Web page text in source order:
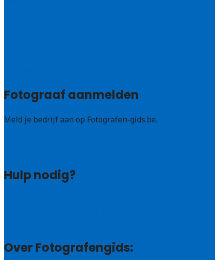
Fotograaf aanmelden
Meld je bedrijf aan op Fotografen-gids.be.
Hulp nodig?
Over Fotografengids: